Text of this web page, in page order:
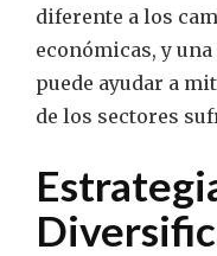
diferente a los
económicas, y
puede ayudar a
de los sectores